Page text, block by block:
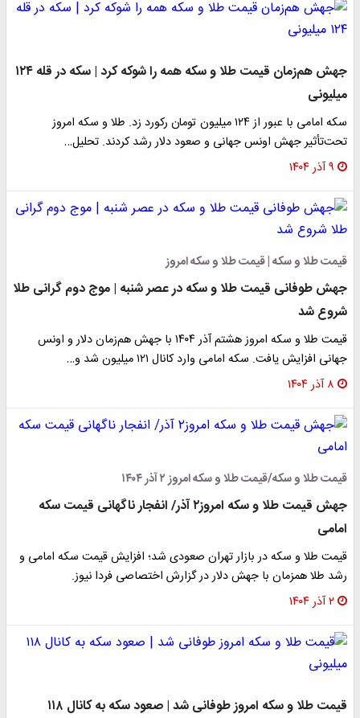
جهش هم‌زمان قیمت طلا و سکه همه را شوکه کرد | سکه در قله ۱۲۴
میلیونی
سکه امامی با عبور از ۱۲۴ میلیون تومان رکورد زد. طلا و سکه امروز
تحت‌تأثیر جهش اونس جهانی و صعود دلار رشد کردند. تحلیل…
۹ آذر ۱۴۰۴
قیمت طلا و سکه | قیمت طلا و سکه امروز
جهش طوفانی قیمت طلا و سکه در عصر شنبه | موج دوم گرانی طلا
شروع شد
قیمت طلا و سکه امروز هشتم آذر ۱۴۰۴ با جهش هم‌زمان دلار و اونس
جهانی افزایش یافت. سکه امامی وارد کانال ۱۲۱ میلیون شد و…
۸ آذر ۱۴۰۴
قیمت طلا و سکه/قیمت طلا و سکه امروز ۲ آذر ۱۴۰۴
جهش قیمت طلا و سکه امروز۲ آذر/ انفجار ناگهانی قیمت سکه
امامی
قیمت طلا و سکه در بازار تهران صعودی شد؛ افزایش قیمت سکه امامی و
رشد طلا همزمان با جهش دلار در گزارش اختصاصی فردا نیوز.
۲ آذر ۱۴۰۴
قیمت طلا و سکه امروز طوفانی شد | صعود سکه به کانال ۱۱۸